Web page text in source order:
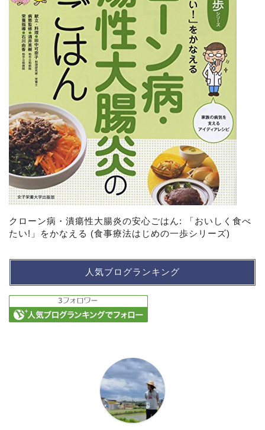
クローン病・潰瘍性大腸炎の安心ごはん: 「おいしく食べ
たい!」をかなえる (食事療法はじめの一歩シリーズ)
人気ブログランキング